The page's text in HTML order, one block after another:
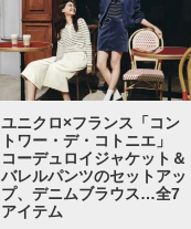
ユニクロ×フランス「コン
トワー・デ・コトニエ」
コーデュロイジャケット＆
バレルパンツのセットアッ
プ、デニムブラウス…全7
アイテム